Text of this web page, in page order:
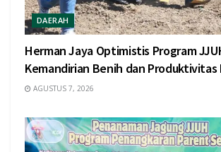
DAERAH
Herman Jaya Optimistis Program
Kemandirian Benih dan Produktivitas
AGUSTUS 7, 2026